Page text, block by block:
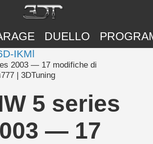
DUELLO
IKMl
2003 — 17 modifiche di
| 3DTuning
5 series
— 17